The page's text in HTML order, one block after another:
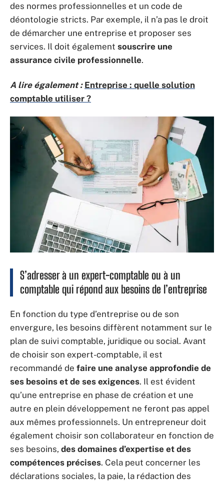
des normes professionnelles et un code de
déontologie stricts. Par exemple, il n’a pas le droit
de démarcher une entreprise et proposer ses
services. Il doit également souscrire une
assurance civile professionnelle.
A lire également : Entreprise : quelle solution
comptable utiliser ?
S’adresser à un expert-comptable ou à un
comptable qui répond aux besoins de l’entreprise
En fonction du type d’entreprise ou de son
envergure, les besoins diffèrent notamment sur le
plan de suivi comptable, juridique ou social. Avant
de choisir son expert-comptable, il est
recommandé de faire une analyse approfondie de
ses besoins et de ses exigences. Il est évident
qu’une entreprise en phase de création et une
autre en plein développement ne feront pas appel
aux mêmes professionnels. Un entrepreneur doit
également choisir son collaborateur en fonction de
ses besoins, des domaines d’expertise et des
compétences précises. Cela peut concerner les
déclarations sociales, la paie, la rédaction des